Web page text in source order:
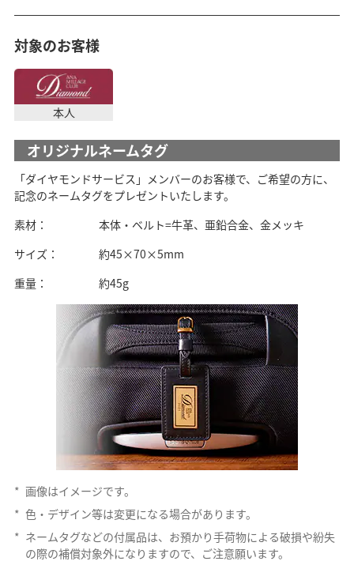
対象のお客様
本人
オリジナルネームタグ
「ダイヤモンドサービス」メンバーのお客様で、ご希望の方に、
記念のネームタグをプレゼントいたします。
素材：
本体・ベルト=牛革、亜鉛合金、金メッキ
サイズ：
約45×70×5mm
重量：
約45g
* 画像はイメージです。
* 色・デザイン等は変更になる場合があります。
* ネームタグなどの付属品は、お預かり手荷物による破損や紛失
の際の補償対象外になりますので、ご注意願います。